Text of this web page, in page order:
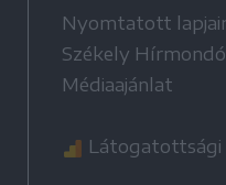
Nyomtatott
Székely
Médiaajánlat
Látogatottsági